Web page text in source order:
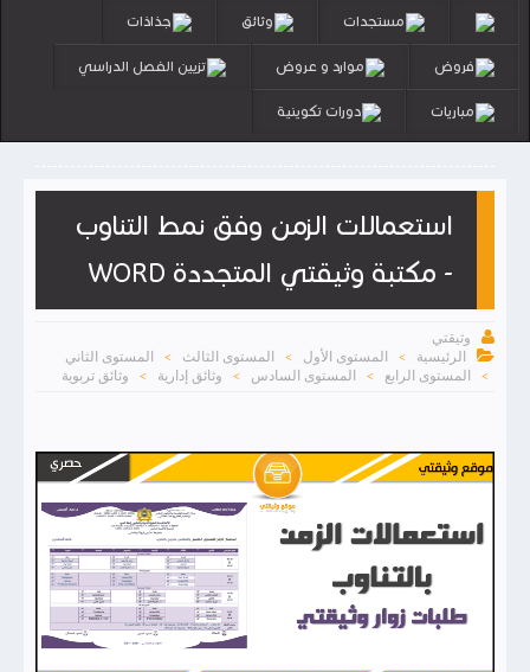
مستجدات وثائق جذاذات
فروض موارد و عروض تزيين الفصل الدراسي
مباريات دورات تكوينية
استعمالات الزمن وفق نمط التناوب
- مكتبة وثيقتي المتجددة WORD

وثيقتي

الرئيسية > المستوى الأول > المستوى الثالث > المستوى الثاني
> المستوى الرابع > المستوى السادس > وثائق إدارية > وثائق تربوية